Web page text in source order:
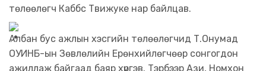
төлөөлөгч Каббс Твижуке нар байлцав.
Албан бус ажлын хэсгийн төлөөлөгчид Т.Онумад
ОУИНБ-ын Зөвлөлийн Ерөнхийлөгчөөр сонгогдон
ажиллаж байгаад баяр хүргэв. Тэрбээр Ази, Номхон